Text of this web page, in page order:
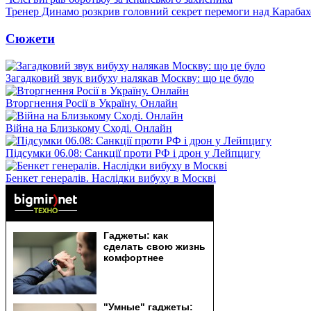
Тренер Динамо розкрив головний секрет перемоги над
Сюжети
Загадковий звук вибуху налякав Москву: що це було
Вторгнення Росії в Україну. Онлайн
Війна на Близькому Сході. Онлайн
Підсумки 06.08: Санкції проти РФ і дрон у Лейпцигу
Бенкет генералів. Наслідки вибуху в Москві